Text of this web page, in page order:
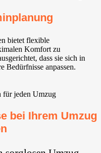
bietet flexible
Komfort zu
dass sie sich in
Bedürfnisse anpassen.
bei Ihrem Umzug